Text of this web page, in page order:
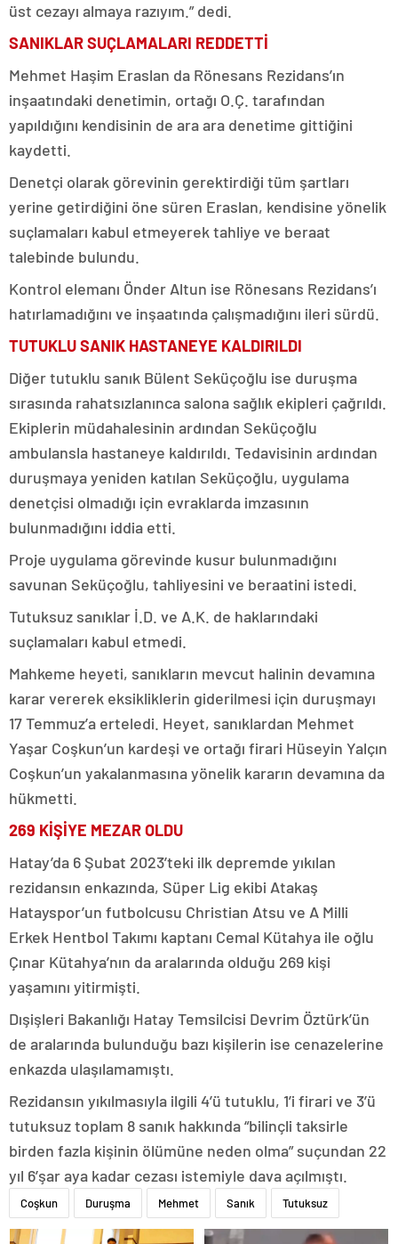
üst cezayı almaya razıyım.” dedi.
SANIKLAR SUÇLAMALARI REDDETTİ
Mehmet Haşim Eraslan da Rönesans Rezidans’ın
inşaatındaki denetimin, ortağı O.Ç. tarafından
yapıldığını kendisinin de ara ara denetime gittiğini
kaydetti.
Denetçi olarak görevinin gerektirdiği tüm şartları
yerine getirdiğini öne süren Eraslan, kendisine yönelik
suçlamaları kabul etmeyerek tahliye ve beraat
talebinde bulundu.
Kontrol elemanı Önder Altun ise Rönesans Rezidans’ı
hatırlamadığını ve inşaatında çalışmadığını ileri sürdü.
TUTUKLU SANIK HASTANEYE KALDIRILDI
Diğer tutuklu sanık Bülent Seküçoğlu ise duruşma
sırasında rahatsızlanınca salona sağlık ekipleri çağrıldı.
Ekiplerin müdahalesinin ardından Seküçoğlu
ambulansla hastaneye kaldırıldı. Tedavisinin ardından
duruşmaya yeniden katılan Seküçoğlu, uygulama
denetçisi olmadığı için evraklarda imzasının
bulunmadığını iddia etti.
Proje uygulama görevinde kusur bulunmadığını
savunan Seküçoğlu, tahliyesini ve beraatini istedi.
Tutuksuz sanıklar İ.D. ve A.K. de haklarındaki
suçlamaları kabul etmedi.
Mahkeme heyeti, sanıkların mevcut halinin devamına
karar vererek eksikliklerin giderilmesi için duruşmayı
17 Temmuz’a erteledi. Heyet, sanıklardan Mehmet
Yaşar Coşkun’un kardeşi ve ortağı firari Hüseyin Yalçın
Coşkun’un yakalanmasına yönelik kararın devamına da
hükmetti.
269 KİŞİYE MEZAR OLDU
Hatay’da 6 Şubat 2023’teki ilk depremde yıkılan
rezidansın enkazında, Süper Lig ekibi Atakaş
Hatayspor’un futbolcusu Christian Atsu ve A Milli
Erkek Hentbol Takımı kaptanı Cemal Kütahya ile oğlu
Çınar Kütahya’nın da aralarında olduğu 269 kişi
yaşamını yitirmişti.
Dışişleri Bakanlığı Hatay Temsilcisi Devrim Öztürk’ün
de aralarında bulunduğu bazı kişilerin ise cenazelerine
enkazda ulaşılamamıştı.
Rezidansın yıkılmasıyla ilgili 4’ü tutuklu, 1’i firari ve 3’ü
tutuksuz toplam 8 sanık hakkında “bilinçli taksirle
birden fazla kişinin ölümüne neden olma” suçundan 22
yıl 6’şar aya kadar cezası istemiyle dava açılmıştı.
Coşkun Duruşma Mehmet Sanık Tutuksuz